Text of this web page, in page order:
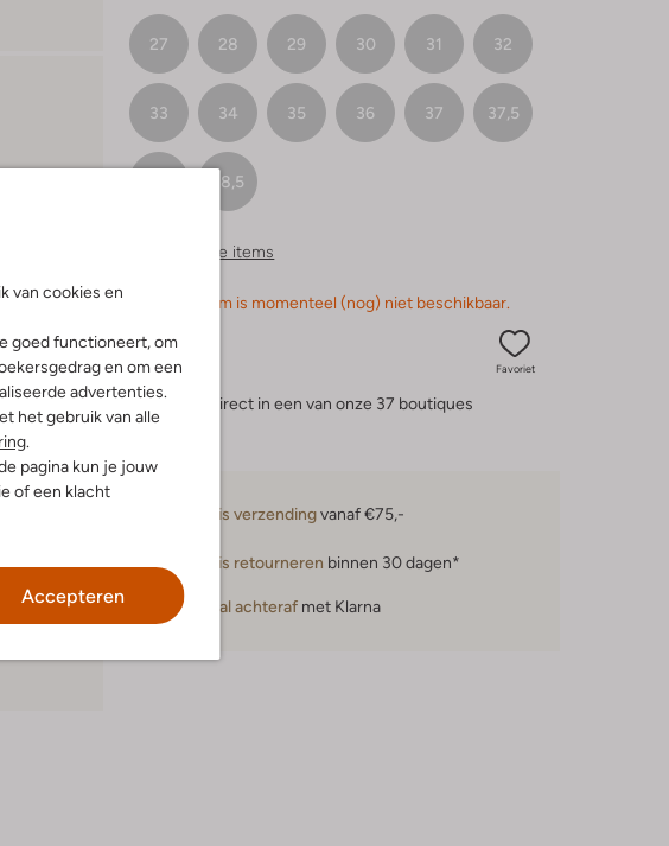
van cookies en
goed functioneert, om
en om een
advertenties.
het gebruik van alle
.
pagina kun je jouw
of een klacht
Accepteren
27 28 29 30 31 32
33 34 35 36 37 37,5
38,5
Vergelijkbare items
Sorry, dit item is momenteel (nog) niet beschikbaar.
Favoriet
Reserveer direct in een van onze 37 boutiques
Gratis verzendingvanaf €75,-
Gratis retourneren binnen 30 dagen*
Betaal achteraf met Klarna